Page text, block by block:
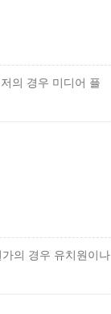
의 경우 미디어 플
의 경우 유치원이나